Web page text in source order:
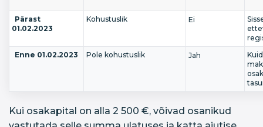
Pärast
01.02.2023
Kohustuslik Ei
Enne 01.02.2023
Pole kohustuslik Jah
Kui osakapital on alla 2 500 €, võivad osanikud